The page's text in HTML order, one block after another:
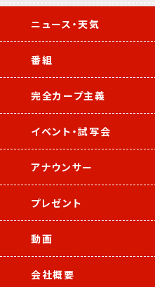
ニュース・天気
番組
完全カープ主義
イベント・試写会
アナウンサー
プレゼント
動画
会社概要